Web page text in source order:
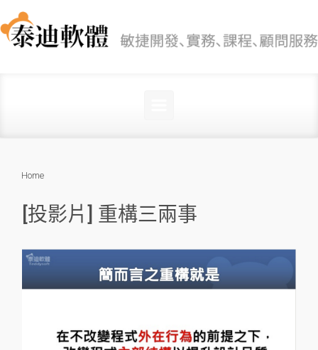
Skip to main content
Home
[投影片] 重構三兩事